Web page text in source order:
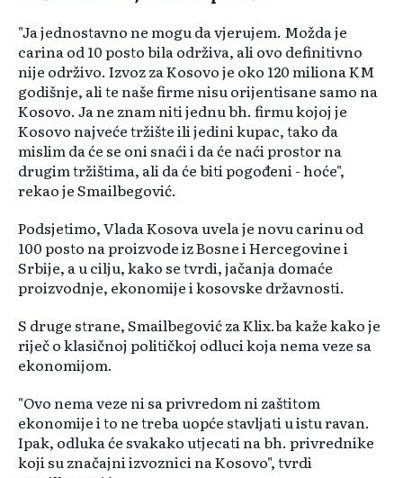
"Ja jednostavno ne mogu da vjerujem. Možda je
carina od 10 posto bila održiva, ali ovo definitivno
nije održivo. Izvoz za Kosovo je oko 120 miliona KM
godišnje, ali te naše firme nisu orijentisane samo na
Kosovo. Ja ne znam niti jednu bh. firmu kojoj je
Kosovo najveće tržište ili jedini kupac, tako da
mislim da će se oni snaći i da će naći prostor na
drugim tržištima, ali da će biti pogođeni - hoće",
rekao je Smailbegović.
Podsjetimo, Vlada Kosova uvela je novu carinu od
100 posto na proizvode iz Bosne i Hercegovine i
Srbije, a u cilju, kako se tvrdi, jačanja domaće
proizvodnje, ekonomije i kosovske državnosti.
S druge strane, Smailbegović za Klix.ba kaže kako je
riječ o klasičnoj političkoj odluci koja nema veze sa
ekonomijom.
"Ovo nema veze ni sa privredom ni zaštitom
ekonomije i to ne treba uopće stavljati u istu ravan.
Ipak, odluka će svakako utjecati na bh. privrednike
koji su značajni izvoznici na Kosovo", tvrdi